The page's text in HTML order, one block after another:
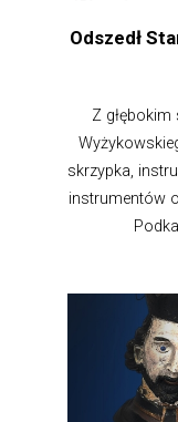
Odszedł
Z
skrzypka,
instrumentów